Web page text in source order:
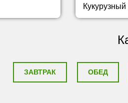
Кукурузный
ЗАВТРАК ОБЕД